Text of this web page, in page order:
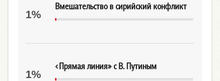
Вмешательство в сирийский конфликт
1%
«Прямая линия» с В. Путиным
1%